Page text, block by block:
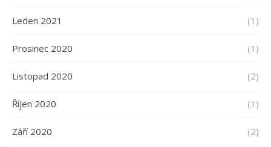
Leden 2021 (1)
Prosinec 2020 (1)
Listopad 2020 (2)
Říjen 2020 (1)
Září 2020 (2)